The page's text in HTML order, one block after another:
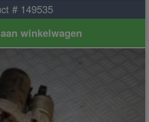
# 149535
winkelwagen